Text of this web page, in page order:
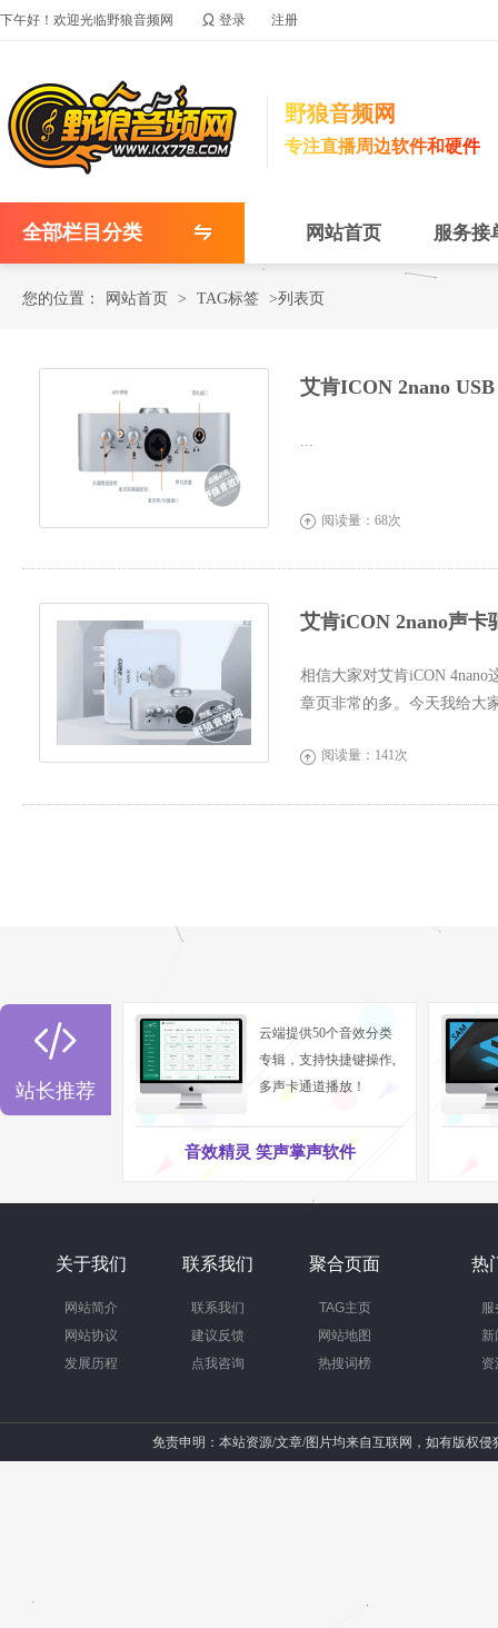
下午好！欢迎光临野狼音频网  登录 注册
野狼音频网
专注直播周边软件和硬件
全部栏目分类 网站首页 服务接
您的位置： 网站首页 > TAG标签 >列表页
艾肯ICON 2nano USB
...
 阅读量：68次
艾肯iCON 2nano声卡
相信大家对艾肯iCON
章页非常的多。今天我给大
 阅读量：141次

站长推荐
云端提供50个音效分类
专辑，支持快捷键操作,
多声卡通道播放！
音效精灵 笑声掌声软件
关于我们
网站简介
网站协议
发展历程
联系我们
联系我们
建议反馈
点我咨询
聚合页面
TAG主页
网站地图
热搜词榜
热
服
新
资
免责申明：本站资源/文章/图片均来自互联网，如有版权